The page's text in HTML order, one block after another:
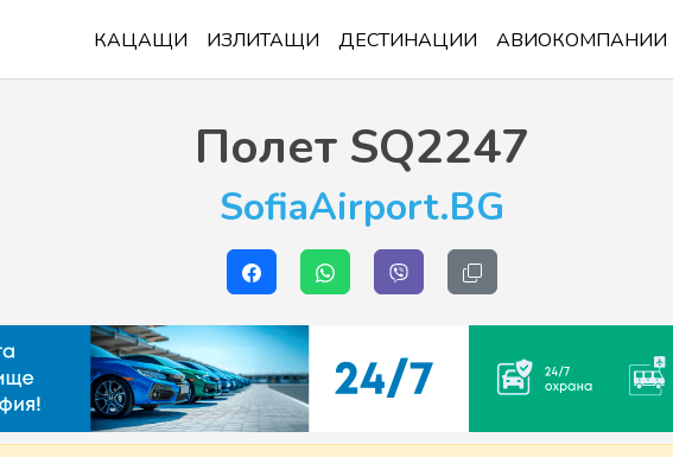
КАЦАЩИ ИЗЛИТАЩИ ДЕСТИНАЦИИ АВИОКОМПАНИИ
Полет SQ2247
SofiaAirport.BG